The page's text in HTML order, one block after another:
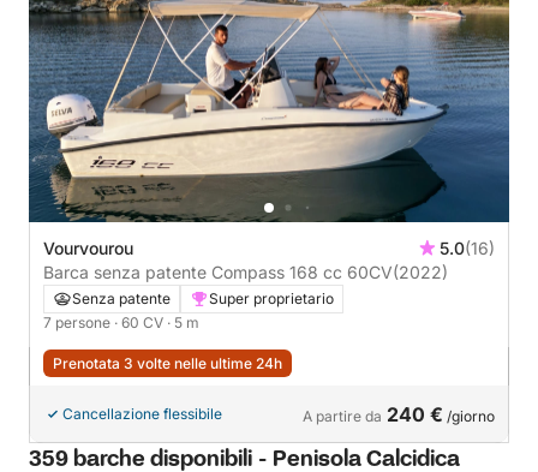
Vourvourou 5.0(16)
Barca senza patente Compass 168 cc 60CV(2022)
Senza patente
Super proprietario
7 persone · 60 CV · 5 m
Prenotata 3 volte nelle ultime 24h
Cancellazione flessibile A partire da 240 € /giorno
359 barche disponibili - Penisola Calcidica